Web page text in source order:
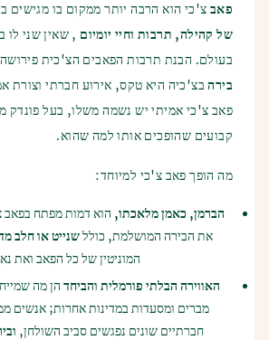
פאב צ'כי הוא הרבה יותר ממקום בו מגישים
של קהילה, תרבות וחיי יומיום , שאין שני לו
בעולם. הבנת תרבות הפאבים הצ'כית פירושה
בירה בצ'כיה היא טקס, אירוע חברתי וצורת
פאב צ'כי אמיתי יש נשמה משלו, בעל פונדק
קבועים שהופכים אותו למה שהוא.
מה הופך פאב צ'כי למיוחד:
הברמן, כאמן מלאכתו, הוא דמות מפתח בפאב
את הבירה המושלמת, כוללשנייט או חלב
המוניטין של כל הפאב ואת
האווירה הבלתי פורמלית והביחד הן מה
מברים ומסעדות במדינות אחרות; אנשים
חברתיים שונים נפגשים סביב השולחן,